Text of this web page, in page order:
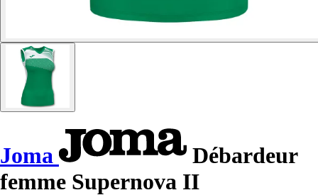
Joma
Débardeur
femme Supernova II